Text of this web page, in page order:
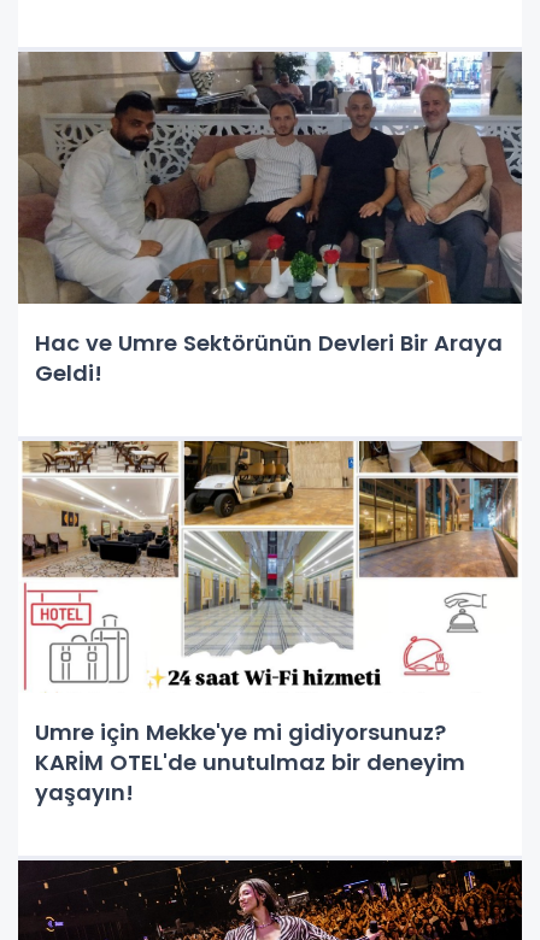
Hac ve Umre Sektörünün Devleri Bir Araya
Geldi!
Umre için Mekke'ye mi gidiyorsunuz?
KARİM OTEL'de unutulmaz bir deneyim
yaşayın!